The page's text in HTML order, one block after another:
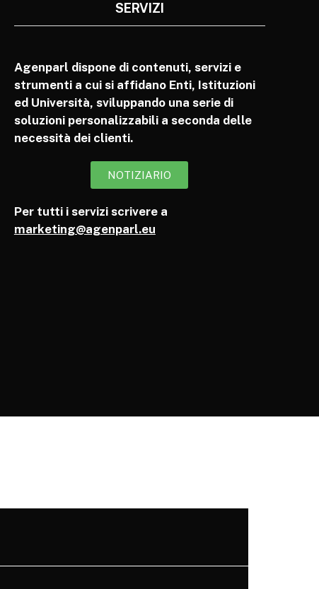
SERVIZI
Agenparl dispone di contenuti, servizi e
strumenti a cui si affidano Enti, Istituzioni
ed Università, sviluppando una serie di
soluzioni personalizzabili a seconda delle
necessità dei clienti.
NOTIZIARIO
Per tutti i servizi scrivere a
marketing@agenparl.eu